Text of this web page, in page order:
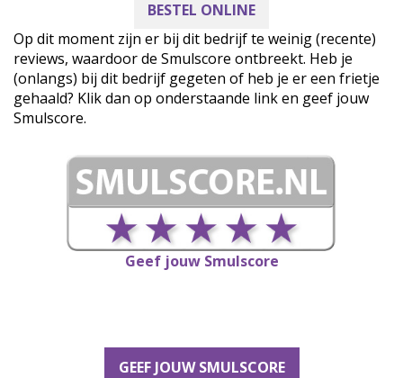
BESTEL ONLINE
Op dit moment zijn er bij dit bedrijf te weinig (recente)
reviews, waardoor de Smulscore ontbreekt. Heb je
(onlangs) bij dit bedrijf gegeten of heb je er een frietje
gehaald? Klik dan op onderstaande link en geef jouw
Smulscore.
Geef jouw Smulscore
GEEF JOUW SMULSCORE